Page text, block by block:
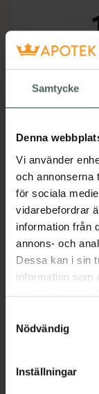
Samtycke
Denna
Vi använder
och annonserna
för sociala
vidarebefordrar
information från
annons- och
Dessa kan i sin
information som
samlat in när du
återkalla ditt
lagligheten av
Nödvändig
Inställningar
Aktuella
Beskrivning
Läs
EAN: